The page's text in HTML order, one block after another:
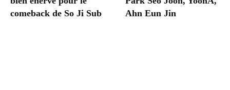
comeback de So Ji Sub
Ahn Eun Jin